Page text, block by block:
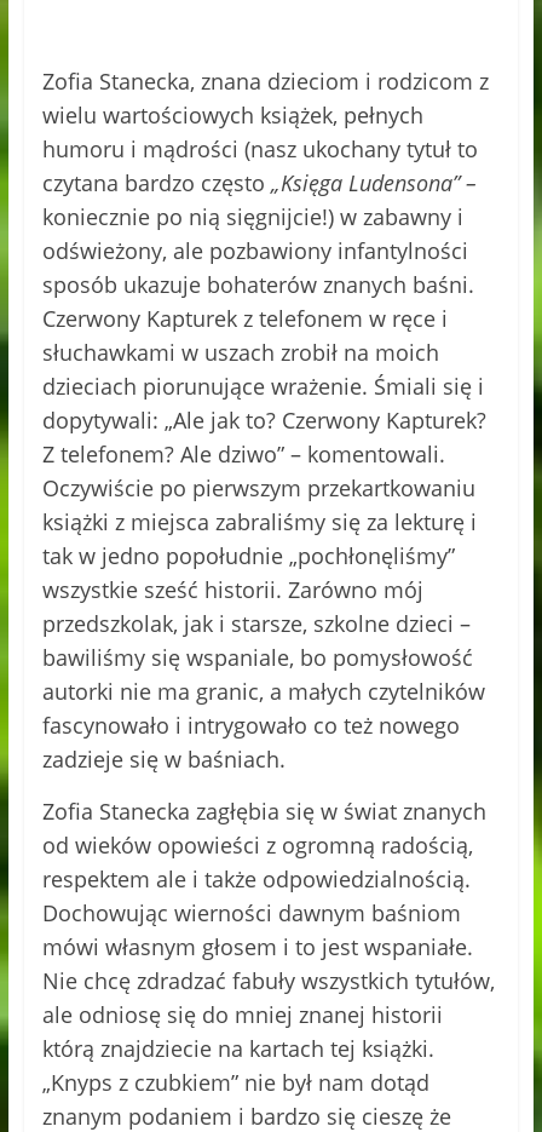
Zofia Stanecka, znana dzieciom i rodzicom z
wielu wartościowych książek, pełnych
humoru i mądrości (nasz ukochany tytuł to
czytana bardzo często „Księga Ludensona” –
koniecznie po nią sięgnijcie!) w zabawny i
odświeżony, ale pozbawiony infantylności
sposób ukazuje bohaterów znanych baśni.
Czerwony Kapturek z telefonem w ręce i
słuchawkami w uszach zrobił na moich
dzieciach piorunujące wrażenie. Śmiali się i
dopytywali: „Ale jak to? Czerwony Kapturek?
Z telefonem? Ale dziwo” – komentowali.
Oczywiście po pierwszym przekartkowaniu
książki z miejsca zabraliśmy się za lekturę i
tak w jedno popołudnie „pochłonęliśmy”
wszystkie sześć historii. Zarówno mój
przedszkolak, jak i starsze, szkolne dzieci –
bawiliśmy się wspaniale, bo pomysłowość
autorki nie ma granic, a małych czytelników
fascynowało i intrygowało co też nowego
zadzieje się w baśniach.
Zofia Stanecka zagłębia się w świat znanych
od wieków opowieści z ogromną radością,
respektem ale i także odpowiedzialnością.
Dochowując wierności dawnym baśniom
mówi własnym głosem i to jest wspaniałe.
Nie chcę zdradzać fabuły wszystkich tytułów,
ale odniosę się do mniej znanej historii
którą znajdziecie na kartach tej książki.
„Knyps z czubkiem” nie był nam dotąd
znanym podaniem i bardzo się cieszę że